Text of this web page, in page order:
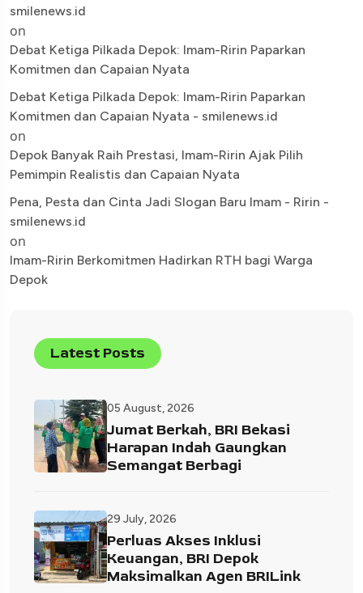
smilenews.id
on
Debat Ketiga Pilkada Depok: Imam-Ririn Paparkan
Komitmen dan Capaian Nyata
Debat Ketiga Pilkada Depok: Imam-Ririn Paparkan
Komitmen dan Capaian Nyata - smilenews.id
on
Depok Banyak Raih Prestasi, Imam-Ririn Ajak Pilih
Pemimpin Realistis dan Capaian Nyata
Pena, Pesta dan Cinta Jadi Slogan Baru Imam - Ririn -
smilenews.id
on
Imam-Ririn Berkomitmen Hadirkan RTH bagi Warga
Depok
Latest Posts
05 August, 2026
Jumat Berkah, BRI Bekasi
Harapan Indah Gaungkan
Semangat Berbagi
29 July, 2026
Perluas Akses Inklusi
Keuangan, BRI Depok
Maksimalkan Agen BRILink